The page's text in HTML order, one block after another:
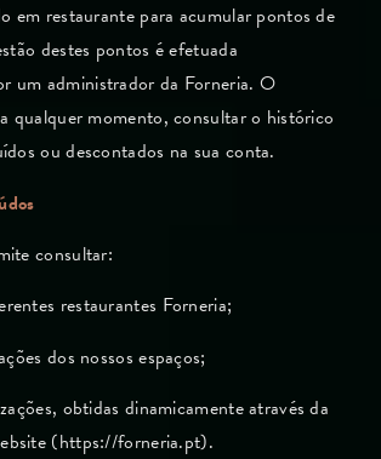
em restaurante para acumular pontos de
destes pontos é efetuada
um administrador da Forneria. O
qualquer momento, consultar o histórico
ou descontados na sua conta.
consultar:
restaurantes Forneria;
dos nossos espaços;
obtidas dinamicamente através da
(https://forneria.pt).